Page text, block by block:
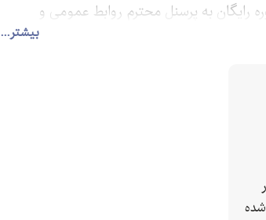
بیشتر...
رایگان به پرسنل محترم روابط عمومی و